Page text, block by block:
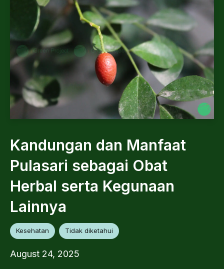
Kandungan dan Manfaat
Pulasari sebagai Obat
Herbal serta Kegunaan
Lainnya
Kesehatan Tidak diketahui
August 24, 2025